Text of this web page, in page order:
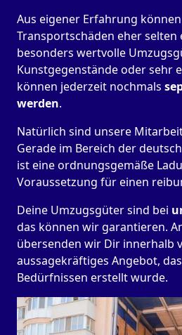
Aus eigener Erfahrung
Transportschäden eher selten
besonders wertvolle
Kunstgegenstände oder sehr
können jederzeit nochmals
werden.
Natürlich sind unsere
Gerade im Bereich der
ist eine ordnungsgemäße
Voraussetzung für einen
Deine Umzugsgüter sind bei
das können wir garantieren.
übersenden wir Dir innerhalb
aussagekräftiges Angebot,
Bedürfnissen erstellt wurde.